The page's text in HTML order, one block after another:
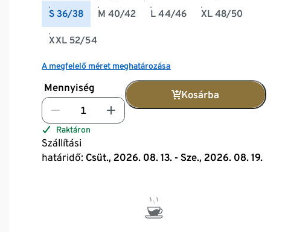
S 36/38 M 40/42 L 44/46 XL 48/50
XXL 52/54
A megfelelő méret meghatározása
Mennyiség
Kosárba
Raktáron
Szállítási
határidő: Csüt., 2026. 08. 13. - Sze., 2026. 08. 19.